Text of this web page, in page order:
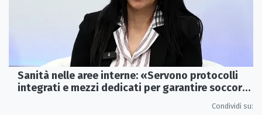
Sanità nelle aree interne: «Servono protocolli
integrati e mezzi dedicati per garantire soccorsi
Condividi su: